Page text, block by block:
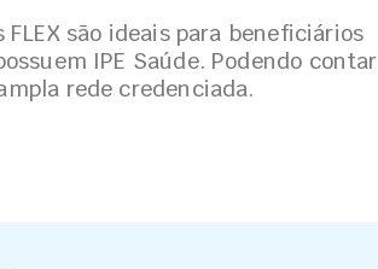
FLEX são ideais para beneficiários
IPE Saúde. Podendo contar
rede credenciada.